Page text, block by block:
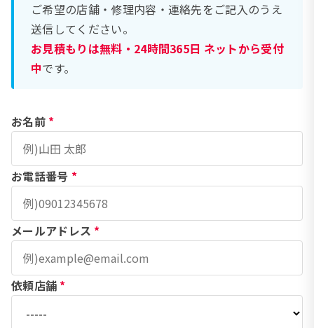
ご希望の店舗・修理内容・連絡先をご記入のうえ
送信してください。
お見積もりは無料・24時間365日 ネットから受付
中です。
お名前 *
お電話番号 *
メールアドレス *
依頼店舗 *